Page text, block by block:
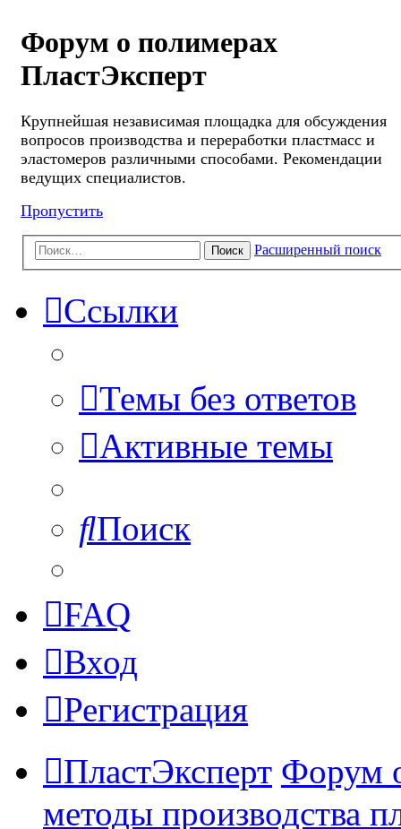
Форум о полимерах
ПластЭксперт
Крупнейшая независимая площадка для обсуждения
вопросов производства и переработки пластмасс и
эластомеров различными способами. Рекомендации
ведущих специалистов.
Пропустить
Поиск Расширенный поиск
Ссылки
Темы без ответов
Активные темы
Поиск
FAQ
Вход
Регистрация
ПластЭксперт Форум
методы производства